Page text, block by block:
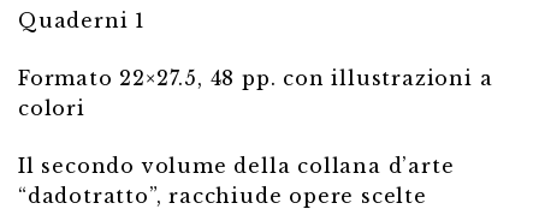
Quaderni 1
Formato 22×27.5, 48 pp. con illustrazioni a
colori
Il secondo volume della collana d’arte
“dadotratto”, racchiude opere scelte